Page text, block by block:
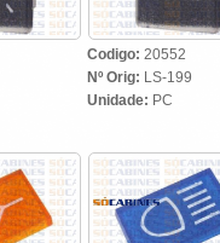
Codigo: 20552
Nº Orig: LS-199
Unidade: PC